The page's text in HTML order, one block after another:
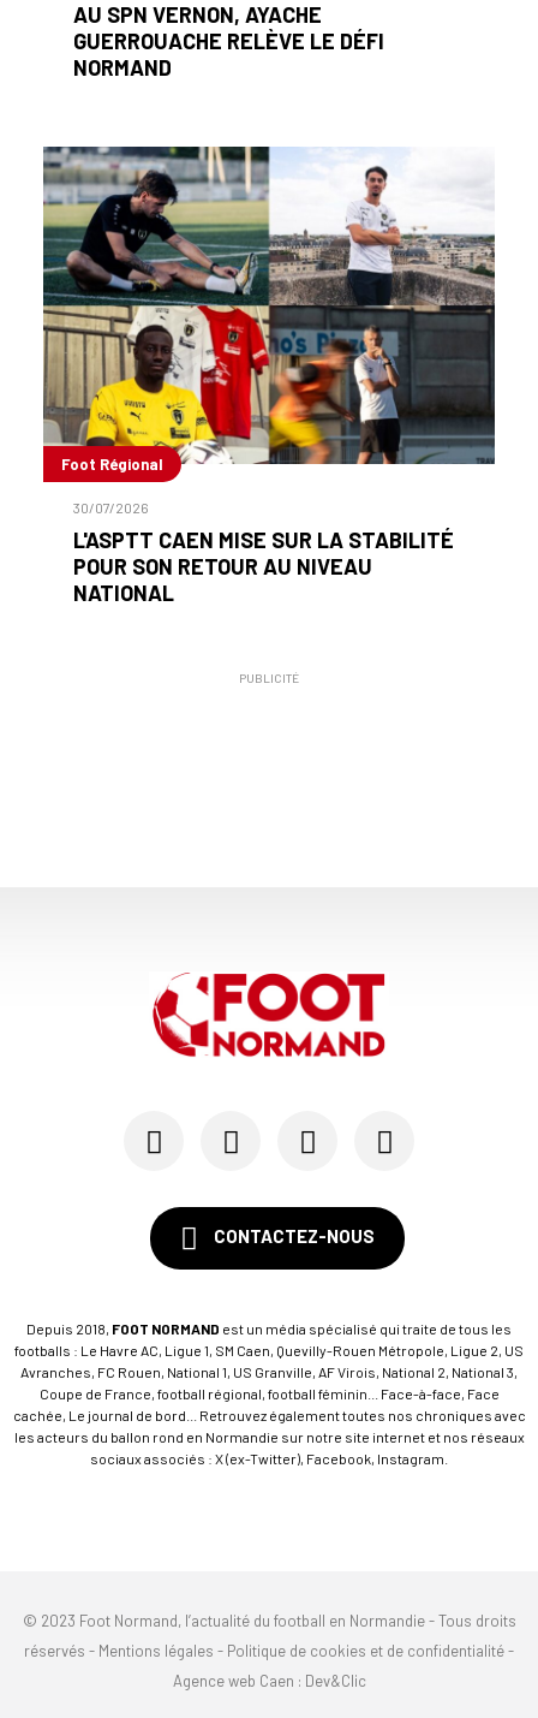
AU SPN VERNON, AYACHE
GUERROUACHE RELÈVE LE DÉFI
NORMAND
Foot Régional
30/07/2026
L'ASPTT CAEN MISE SUR LA STABILITÉ
POUR SON RETOUR AU NIVEAU
NATIONAL
PUBLICITÉ
CONTACTEZ-NOUS
Depuis 2018, FOOT NORMAND est un média spécialisé qui traite de tous les
footballs : Le Havre AC, Ligue 1, SM Caen, Quevilly-Rouen Métropole, Ligue 2, US
Avranches, FC Rouen, National 1, US Granville, AF Virois, National 2, National 3,
Coupe de France, football régional, football féminin... Face-à-face, Face
cachée, Le journal de bord... Retrouvez également toutes nos chroniques avec
les acteurs du ballon rond en Normandie sur notre site internet et nos réseaux
sociaux associés : X (ex-Twitter), Facebook, Instagram.
© 2023 Foot Normand, l’actualité du football en Normandie - Tous droits
réservés - Mentions légales - Politique de cookies et de confidentialité-
Agence web Caen : Dev&Clic